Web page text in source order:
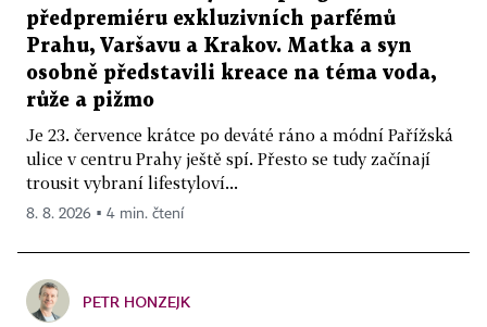
předpremiéru exkluzivních parfémů
Prahu, Varšavu a Krakov. Matka a syn
osobně představili kreace na téma voda,
růže a pižmo
Je 23. července krátce po deváté ráno a módní Pařížská
ulice v centru Prahy ještě spí. Přesto se tudy začínají
trousit vybraní lifestyloví...
8. 8. 2026 ▪ 4 min. čtení
PETR HONZEJK